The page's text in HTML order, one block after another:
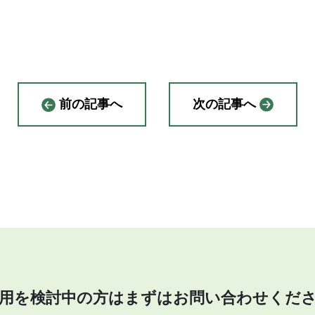
前の記事へ 次の記事へ
を検討中の方はまずはお問い合わせくだ